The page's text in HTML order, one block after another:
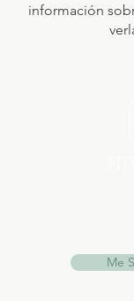
información
Me